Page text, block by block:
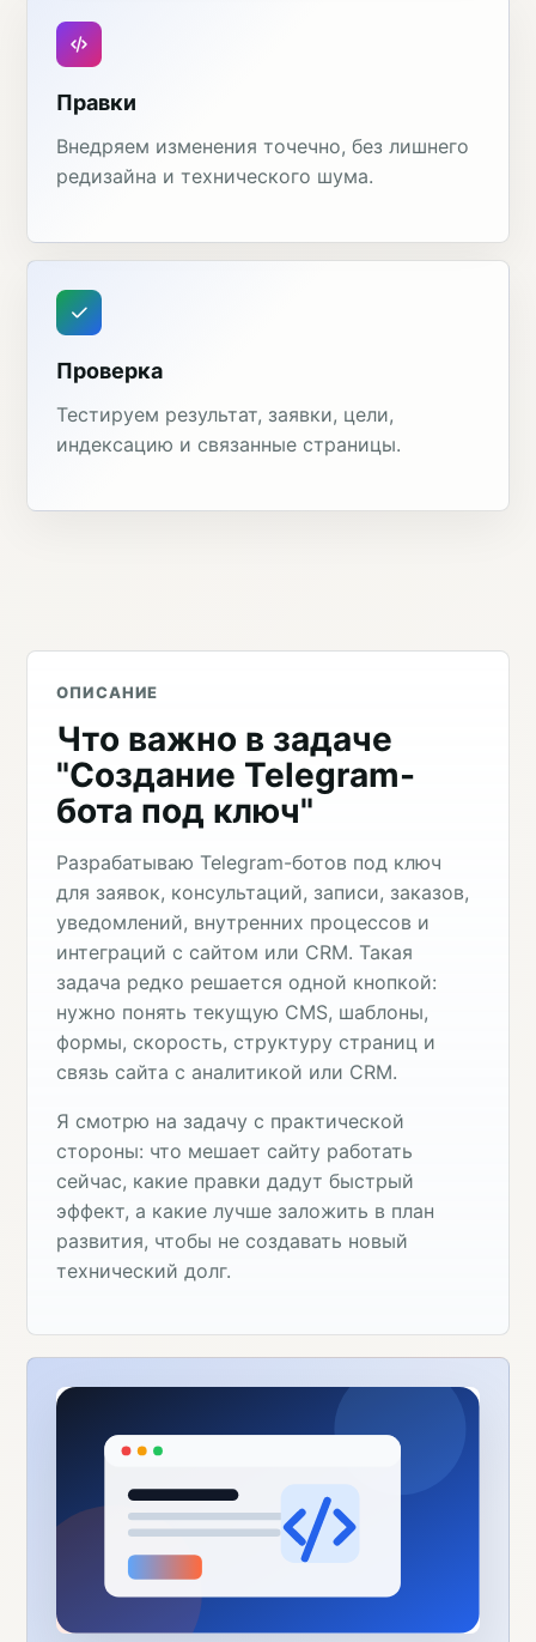
Правки
Внедряем изменения точечно, без лишнего
редизайна и технического шума.
Проверка
Тестируем результат, заявки, цели,
индексацию и связанные страницы.
ОПИСАНИЕ
Что важно в задаче
"Создание Telegram-
бота под ключ"
Разрабатываю Telegram-ботов под ключ
для заявок, консультаций, записи, заказов,
уведомлений, внутренних процессов и
интеграций с сайтом или CRM. Такая
задача редко решается одной кнопкой:
нужно понять текущую CMS, шаблоны,
формы, скорость, структуру страниц и
связь сайта с аналитикой или CRM.
Я смотрю на задачу с практической
стороны: что мешает сайту работать
сейчас, какие правки дадут быстрый
эффект, а какие лучше заложить в план
развития, чтобы не создавать новый
технический долг.